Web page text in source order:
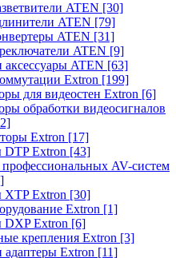
ATEN [30]
ATEN [79]
ATEN [31]
ATEN [9]
аксессуары ATEN [63]
Extron [199]
для видеостен Extron [6]
обработки видеосигналов
Extron [17]
Extron [43]
AV-систем
Extron [30]
Extron [1]
Extron [6]
крепления Extron [3]
адаптеры Extron [11]